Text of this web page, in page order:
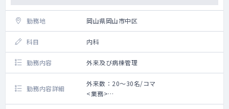
勤務地 岡山県岡山市中区
科目 内科
勤務内容 外来及び病棟管理
勤務内容詳細
外来数：20～30名/コマ
<業務>
■外来：担当コマ数 5～6コマ/週、外来